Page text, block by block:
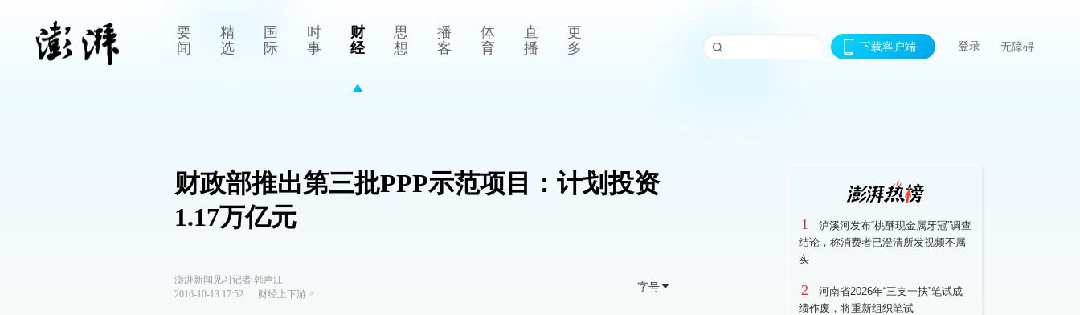
要
闻
精
选
国
际
时
事
财
经
思
想
播
客
体
育
直
播
更
多
下载客户端 登录 无障碍
财政部推出第三批PPP示范项目：计划投资
1.17万亿元
澎湃新闻见习记者 韩声江
2016-10-13 17:52
财经上下游>
字号
1
泸溪河发布“桃酥现金属牙冠”调查
结论，称消费者已澄清所发视频不属
实
2
河南省2026年“三支一扶”笔试成
绩作废，将重新组织笔试